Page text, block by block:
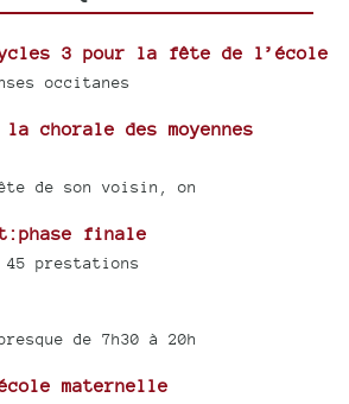
3 pour la fête de l’école
occitanes
chorale des moyennes
de son voisin, on
finale
45 prestations
de 7h30 à 20h
maternelle